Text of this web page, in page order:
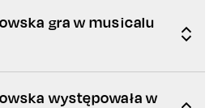
gra w musicalu
występowała w